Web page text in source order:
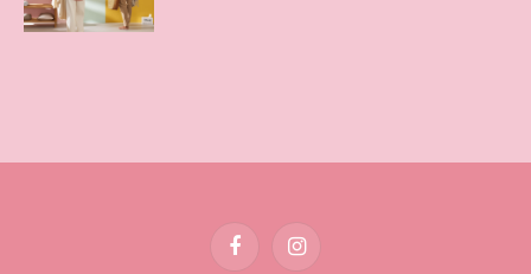
FacebookInstagram